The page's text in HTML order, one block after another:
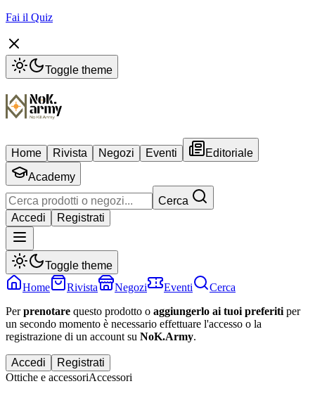
Fai il Quiz
Toggle theme
Home Rivista Negozi Eventi
Editoriale
Academy
Cerca
Accedi
Registrati
Toggle theme
Home
Rivista Negozi Eventi
Cerca
Perprenotare questo prodotto o aggiungerlo ai tuoi preferiti per
un secondo momento è necessario effettuare l'accesso o la
registrazione di un account su NoK.Army.
Accedi
Registrati
Ottiche e accessoriAccessori